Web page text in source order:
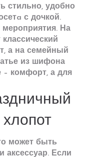
стильно, удобно
с дочкой.
мероприятия. На
а на семейный
из шифона
– комфорт, а для
может быть
аксессуар. Если